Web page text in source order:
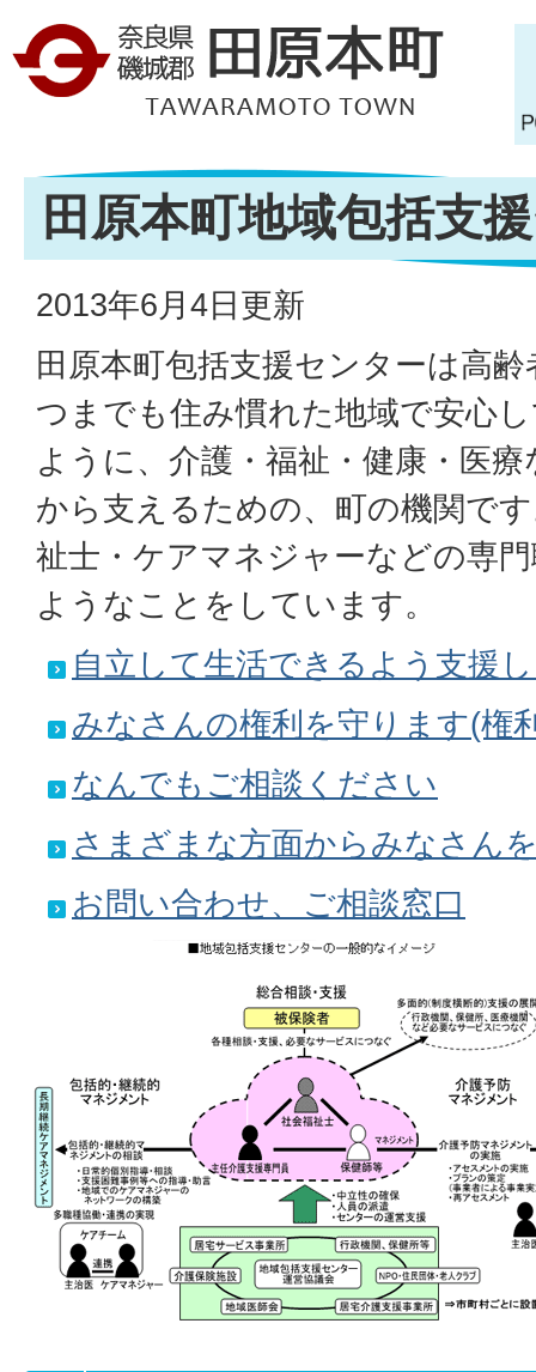
田原本町地域包括支
2013年6月4日更新
田原本町包括支援センターは高
つまでも住み慣れた地域で安心
ように、介護・福祉・健康・医
から支えるための、町の機関で
祉士・ケアマネジャーなどの専
ようなことをしています。
自立して生活できるよう支援
みなさんの権利を守ります(権
なんでもご相談ください
さまざまな方面からみなさん
お問い合わせ、ご相談窓口